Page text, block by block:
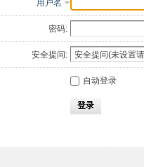
用户名
密码:
安全提问:
自动登录
登录